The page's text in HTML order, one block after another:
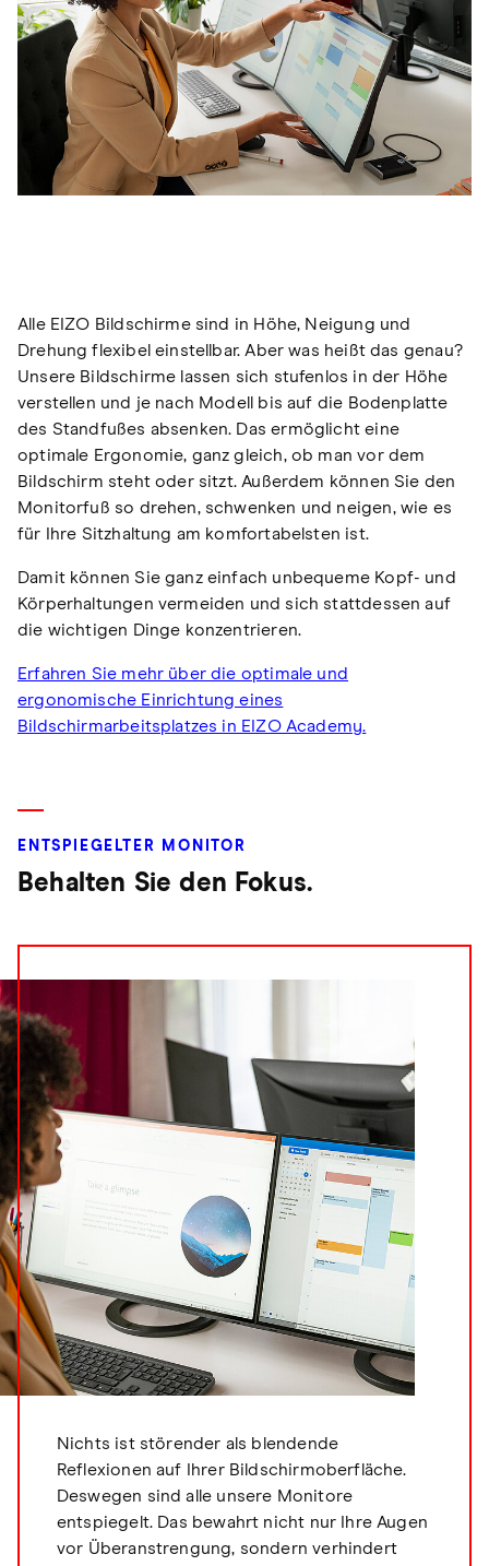
Alle EIZO Bildschirme sind in Höhe, Neigung und
Drehung flexibel einstellbar. Aber was heißt das genau?
Unsere Bildschirme lassen sich stufenlos in der Höhe
verstellen und je nach Modell bis auf die Bodenplatte
des Standfußes absenken. Das ermöglicht eine
optimale Ergonomie, ganz gleich, ob man vor dem
Bildschirm steht oder sitzt. Außerdem können Sie den
Monitorfuß so drehen, schwenken und neigen, wie es
für Ihre Sitzhaltung am komfortabelsten ist.
Damit können Sie ganz einfach unbequeme Kopf- und
Körperhaltungen vermeiden und sich stattdessen auf
die wichtigen Dinge konzentrieren.
Erfahren Sie mehr über die optimale und
ergonomische Einrichtung eines
Bildschirmarbeitsplatzes in EIZO Academy.
ENTSPIEGELTER MONITOR
Behalten Sie den Fokus.
Nichts ist störender als blendende
Reflexionen auf Ihrer Bildschirmoberfläche.
Deswegen sind alle unsere Monitore
entspiegelt. Das bewahrt nicht nur Ihre Augen
vor Überanstrengung, sondern verhindert